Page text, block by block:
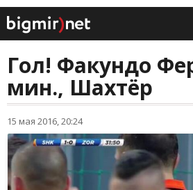
Гол! Факундо
мин., Шахтёр
15 мая 2016, 20:24